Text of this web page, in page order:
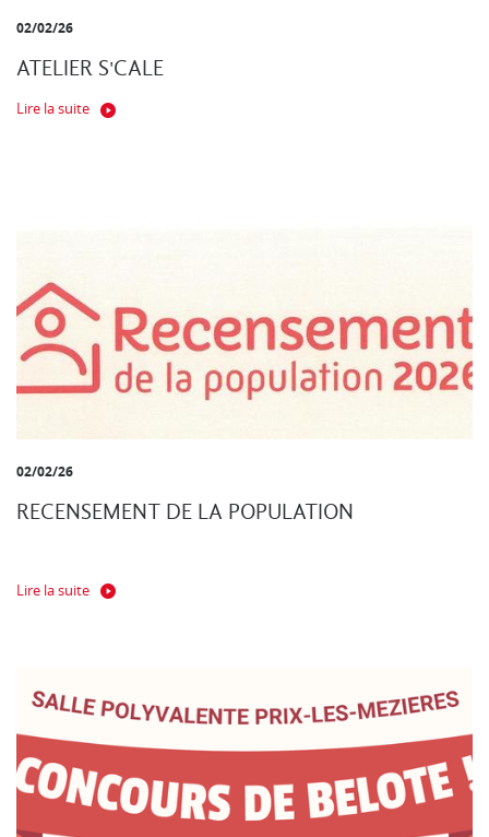
02/02/26
ATELIER S'CALE
Lire la suite
02/02/26
RECENSEMENT DE LA POPULATION
Lire la suite